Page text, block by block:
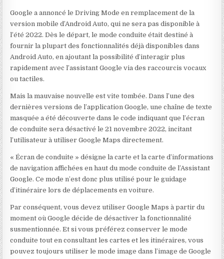
Google a annoncé le Driving Mode en remplacement de la
version mobile d’Android Auto, qui ne sera pas disponible à
l’été 2022. Dès le départ, le mode conduite était destiné à
fournir la plupart des fonctionnalités déjà disponibles dans
Android Auto, en ajoutant la possibilité d’interagir plus
rapidement avec l’assistant Google via des raccourcis vocaux
ou tactiles.
Mais la mauvaise nouvelle est vite tombée. Dans l’une des
dernières versions de l’application Google, une chaîne de texte
masquée a été découverte dans le code indiquant que l’écran
de conduite sera désactivé le 21 novembre 2022, incitant
l’utilisateur à utiliser Google Maps directement.
« Écran de conduite » désigne la carte et la carte d’informations
de navigation affichées en haut du mode conduite de l’Assistant
Google. Ce mode n’est donc plus utilisé pour le guidage
d’itinéraire lors de déplacements en voiture.
Par conséquent, vous devez utiliser Google Maps à partir du
moment où Google décide de désactiver la fonctionnalité
susmentionnée. Et si vous préférez conserver le mode
conduite tout en consultant les cartes et les itinéraires, vous
pouvez toujours utiliser le mode image dans l’image de Google